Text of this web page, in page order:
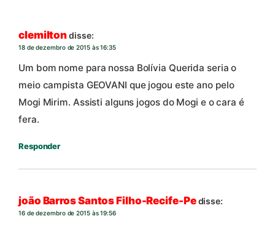
clemiltondisse:
18 de dezembro de 2015 às 16:35
Um bom nome para nossa Bolívia Querida seria o
meio campista GEOVANI que jogou este ano pelo
Mogi Mirim. Assisti alguns jogos do Mogi e o cara é
fera.
Responder
joão Barros Santos Filho-Recife-Pedisse:
16 de dezembro de 2015 às 19:56